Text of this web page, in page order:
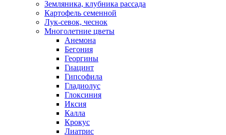
Земляника, клубника рассада
Картофель семенной
Лук-севок, чеснок
Многолетние цветы
Анемона
Бегония
Георгины
Гиацинт
Гипсофила
Гладиолус
Глоксиния
Иксия
Калла
Крокус
Лиатрис